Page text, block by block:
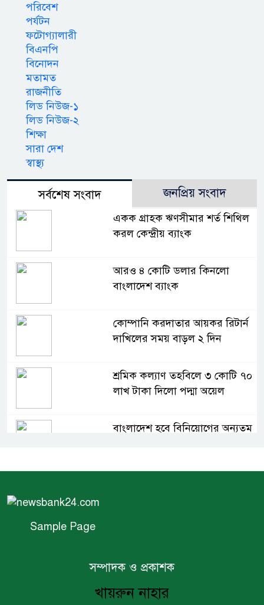
পরিবেশ
পর্যটন
ফটোগ্যালারী
বিএনপি
বিনোদন
মতামত
রাজনীতি
লিড নিউজ-১
লিড নিউজ-২
শিক্ষা
সারা দেশ
স্বাস্থ্য
সর্বশেষ সংবাদ জনপ্রিয় সংবাদ
একক গ্রাহক ঋণসীমার শর্ত শিথিল
করল কেন্দ্রীয় ব্যাংক
আরও ৪ কোটি ডলার কিনলো
বাংলাদেশ ব্যাংক
কোম্পানি করদাতার আয়কর রিটার্ন
দাখিলের সময় বাড়ল ২ দিন
শ্রমিক কল্যাণ তহবিলে ৩ কোটি ৭০
লাখ টাকা দিলো পদ্মা অয়েল
বাংলাদেশ হবে বিনিয়োগের অন্যতম
ইসলামী ব্যাংকের বোর্ড সভা অনুষ্ঠিত
Sample Page
সম্পাদক ও প্রকাশক
খায়রুন নাহার